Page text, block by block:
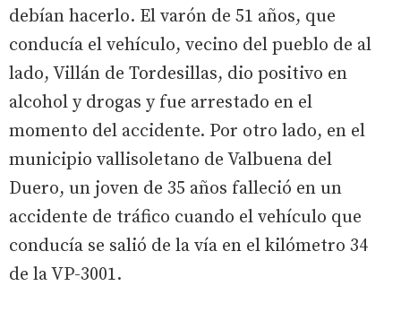
debían hacerlo. El varón de 51 años, que
conducía el vehículo, vecino del pueblo de al
lado, Villán de Tordesillas, dio positivo en
alcohol y drogas y fue arrestado en el
momento del accidente. Por otro lado, en el
municipio vallisoletano de Valbuena del
Duero, un joven de 35 años falleció en un
accidente de tráfico cuando el vehículo que
conducía se salió de la vía en el kilómetro 34
de la VP-3001.